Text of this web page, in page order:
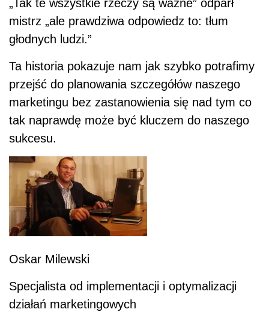
„Tak te wszystkie rzeczy są ważne” odparł
mistrz „ale prawdziwa odpowiedz to: tłum
głodnych ludzi.”
Ta historia pokazuje nam jak szybko potrafimy
przejść do planowania szczegółów naszego
marketingu bez zastanowienia się nad tym co
tak naprawdę może być kluczem do naszego
sukcesu.
Oskar Milewski
Specjalista od implementacji i optymalizacji
działań marketingowych